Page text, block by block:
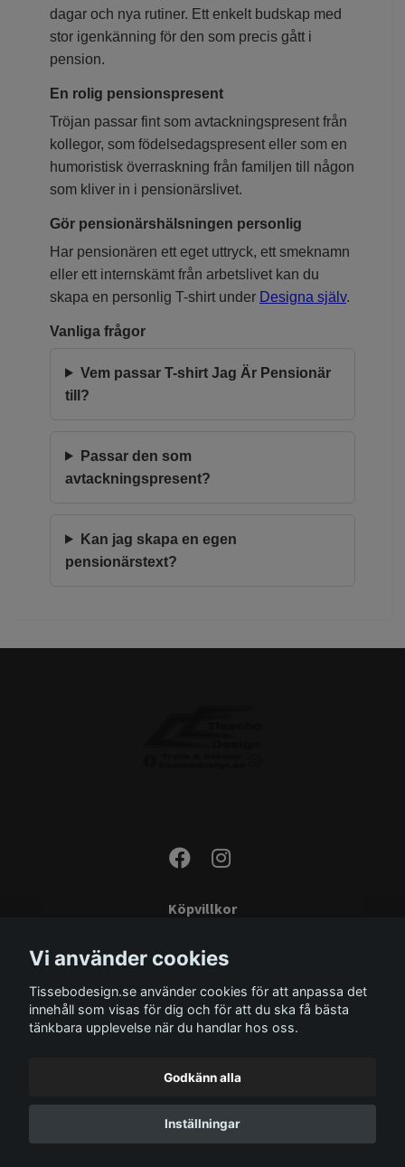
dagar och nya rutiner. Ett enkelt budskap med
stor igenkänning för den som precis gått i
pension.
En rolig pensionspresent
Tröjan passar fint som avtackningspresent från
kollegor, som födelsedagspresent eller som en
humoristisk överraskning från familjen till någon
som kliver in i pensionärslivet.
Gör pensionärshälsningen personlig
Har pensionären ett eget uttryck, ett smeknamn
eller ett internskämt från arbetslivet kan du
skapa en personlig T-shirt under Designa själv.
Vanliga frågor
Vem passar T-shirt Jag Är Pensionär
till?
Passar den som
avtackningspresent?
Kan jag skapa en egen
pensionärstext?
Köpvillkor
Monteringsinstruktioner
Miljö
Storleksguide
Vi använder cookies
Tissebodesign.se använder cookies för att anpassa det
innehåll som visas för dig och för att du ska få bästa
tänkbara upplevelse när du handlar hos oss.
Godkänn alla
Inställningar